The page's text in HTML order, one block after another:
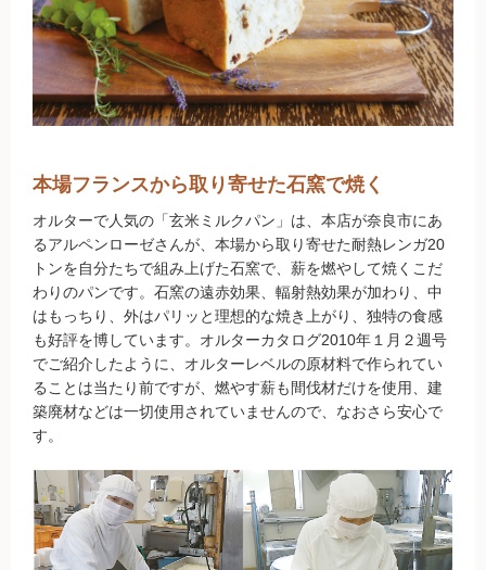
無農薬豆
パン・蜂蜜・ジャム他
国産大豆の加工品
水産品
肉類
冷蔵食品他
惣菜
麺
調味料
伝統酒類
本場フランスから取り寄せた石窯で焼く
オルターで人気の「玄米ミルクパン」は、本店が奈良市にあ
るアルペンローゼさんが、本場から取り寄せた耐熱レンガ20
トンを自分たちで組み上げた石窯で、薪を燃やして焼くこだ
わりのパンです。石窯の遠赤効果、輻射熱効果が加わり、中
はもっちり、外はパリッと理想的な焼き上がり、独特の食感
も好評を博しています。オルターカタログ2010年１月２週号
でご紹介したように、オルターレベルの原材料で作られてい
ることは当たり前ですが、燃やす薪も間伐材だけを使用、建
築廃材などは一切使用されていませんので、なおさら安心で
す。